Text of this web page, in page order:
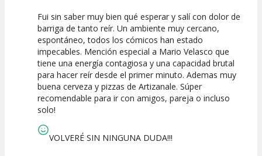
10
Calidad del
Espectáculo
10
Puesta en
Escena
10
Interpretación
artística
Fui sin saber muy bien qué esperar y salí con dolor de
barriga de tanto reír. Un ambiente muy cercano,
espontáneo, todos los cómicos han estado
impecables. Mención especial a Mario Velasco que
tiene una energía contagiosa y una capacidad brutal
para hacer reír desde el primer minuto. Ademas muy
buena cerveza y pizzas de Artizanale. Súper
recomendable para ir con amigos, pareja o incluso
solo!
VOLVERÉ SIN NINGUNA DUDA!!!